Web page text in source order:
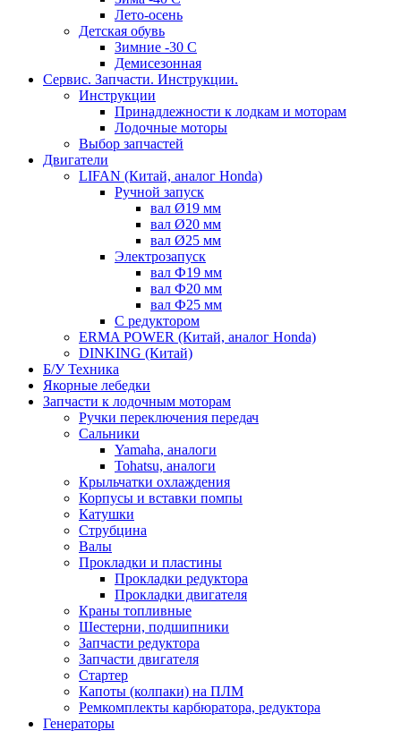
Лето-осень
Детская обувь
Зимние -30 С
Демисезонная
Сервис. Запчасти. Инструкции.
Инструкции
Принадлежности к лодкам и моторам
Лодочные моторы
Выбор запчастей
Двигатели
LIFAN (Китай, аналог Honda)
Ручной запуск
вал Ø19 мм
вал Ø20 мм
вал Ø25 мм
Электрозапуск
вал Ф19 мм
вал Ф20 мм
вал Ф25 мм
С редуктором
ERMA POWER (Китай, аналог Honda)
DINKING (Китай)
Б/У Техника
Якорные лебедки
Запчасти к лодочным моторам
Ручки переключения передач
Сальники
Yamaha, аналоги
Tohatsu, аналоги
Крыльчатки охлаждения
Корпусы и вставки помпы
Катушки
Струбцина
Валы
Прокладки и пластины
Прокладки редуктора
Прокладки двигателя
Краны топливные
Шестерни, подшипники
Запчасти редуктора
Запчасти двигателя
Стартер
Капоты (колпаки) на ПЛМ
Ремкомплекты карбюратора, редуктора
Генераторы